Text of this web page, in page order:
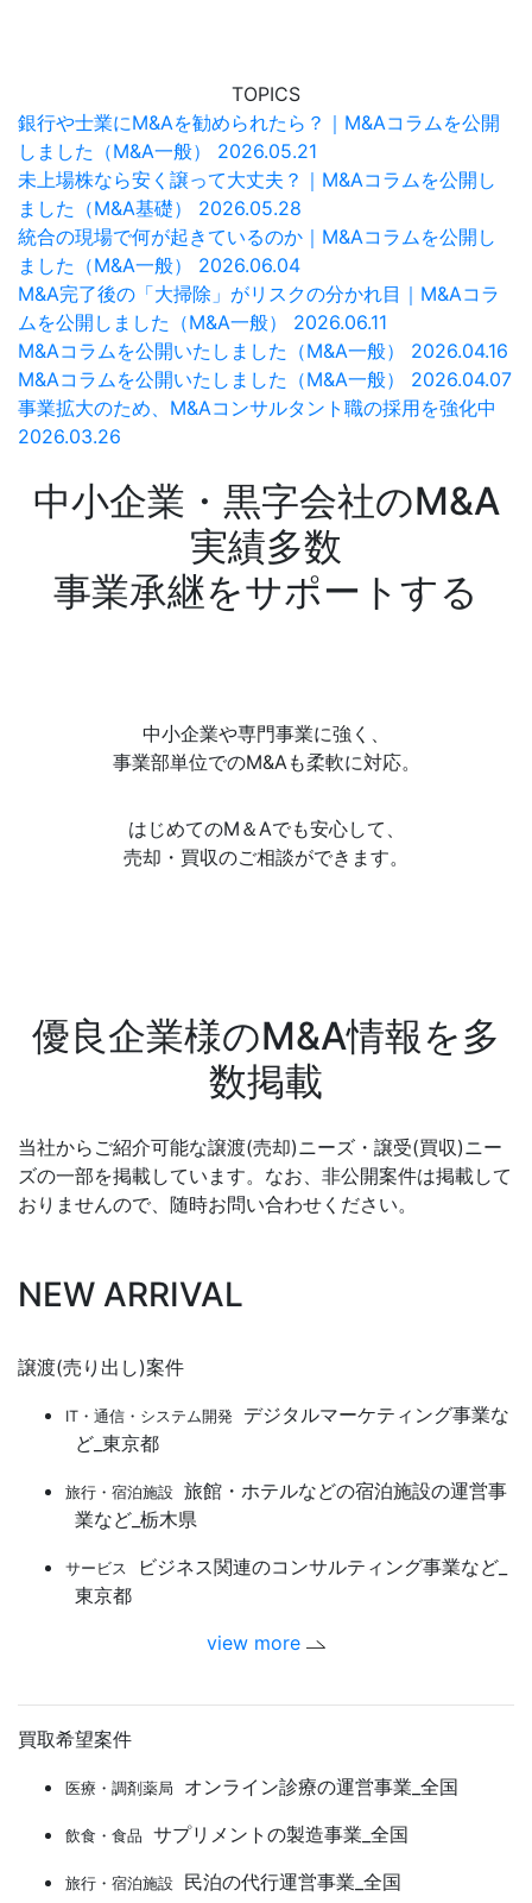
TOPICS
銀行や士業にM&Aを勧められたら？｜M&Aコラムを公開
しました（M&A一般）
2026.05.21
未上場株なら安く譲って大丈夫？｜M&Aコラムを公開し
ました（M&A基礎）
2026.05.28
統合の現場で何が起きているのか｜M&Aコラムを公開し
ました（M&A一般）
2026.06.04
M&A完了後の「大掃除」がリスクの分かれ目｜M&Aコラ
ムを公開しました（M&A一般）
2026.06.11
M&Aコラムを公開いたしました（M&A一般）
2026.04.16
M&Aコラムを公開いたしました（M&A一般）
2026.04.07
事業拡大のため、M&Aコンサルタント職の採用を強化中
2026.03.26
中小企業・黒字会社のM&A
実績多数
事業承継をサポートする
中小企業や専門事業に強く、
事業部単位でのM&Aも柔軟に対応。
はじめてのM＆Aでも安心して、
売却・買収のご相談ができます。
優良企業様のM&A情報を多
数掲載
当社からご紹介可能な譲渡(売却)ニーズ・譲受(買収)ニー
ズの一部を掲載しています。なお、非公開案件は掲載して
おりませんので、随時お問い合わせください。
NEW ARRIVAL
譲渡(売り出し)案件
IT・通信・システム開発
デジタルマーケティング事業な
ど_東京都
旅行・宿泊施設 旅館・ホテルなどの宿泊施設の運営事
業など_栃木県
サービス
ビジネス関連のコンサルティング事業など_
東京都
view more
買取希望案件
医療・調剤薬局 オンライン診療の運営事業_全国
飲食・食品 サプリメントの製造事業_全国
旅行・宿泊施設
民泊の代行運営事業_全国